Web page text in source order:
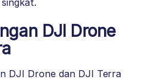
DJI Drone
DJI Drone dan DJI Terra